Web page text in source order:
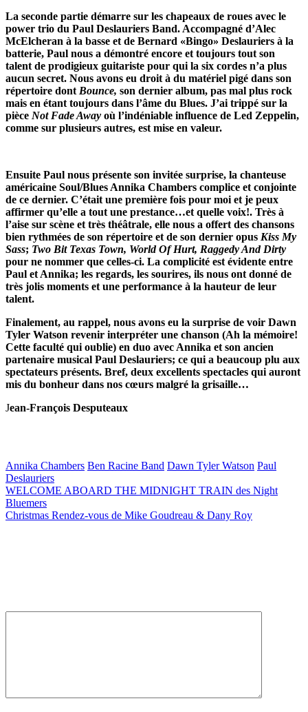
La seconde partie démarre sur les chapeaux de roues avec le
power trio du Paul Deslauriers Band. Accompagné d’Alec
McElcheran à la basse et de Bernard «Bingo» Deslauriers à la
batterie, Paul nous a démontré encore et toujours tout son
talent de prodigieux guitariste pour qui la six cordes n’a plus
aucun secret. Nous avons eu droit à du matériel pigé dans son
répertoire dont Bounce, son dernier album, pas mal plus rock
mais en étant toujours dans l’âme du Blues. J’ai trippé sur la
pièce Not Fade Away où l’indéniable influence de Led Zeppelin,
comme sur plusieurs autres, est mise en valeur.
Ensuite Paul nous présente son invitée surprise, la chanteuse
américaine Soul/Blues Annika Chambers complice et conjointe
de ce dernier. C’était une première fois pour moi et je peux
affirmer qu’elle a tout une prestance…et quelle voix!. Très à
l’aise sur scène et très théâtrale, elle nous a offert des chansons
bien rythmées de son répertoire et de son dernier opus Kiss My
Sass; Two Bit Texas Town, World Of Hurt, Raggedy And Dirty
pour ne nommer que celles-ci. La complicité est évidente entre
Paul et Annika; les regards, les sourires, ils nous ont donné de
très jolis moments et une performance à la hauteur de leur
talent.
Finalement, au rappel, nous avons eu la surprise de voir Dawn
Tyler Watson revenir interpréter une chanson (Ah la mémoire!
Cette faculté qui oublie) en duo avec Annika et son ancien
partenaire musical Paul Deslauriers; ce qui a beaucoup plu aux
spectateurs présents. Bref, deux excellents spectacles qui auront
mis du bonheur dans nos cœurs malgré la grisaille…
Jean-François Desputeaux
Annika Chambers Ben Racine Band Dawn Tyler Watson Paul
Deslauriers
Post
navigation
WELCOME ABOARD THE MIDNIGHT TRAIN des Night
Bluemers
Christmas Rendez-vous de Mike Goudreau & Dany Roy